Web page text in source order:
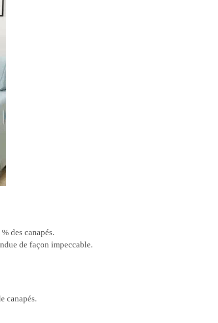
des canapés.
de façon impeccable.
canapés.